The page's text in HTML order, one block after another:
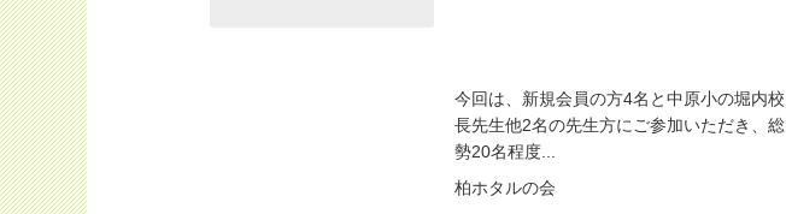
今回は、新規会員の方4名と中原小の堀内校
長先生他2名の先生方にご参加いただき、総
勢20名程度...
柏ホタルの会